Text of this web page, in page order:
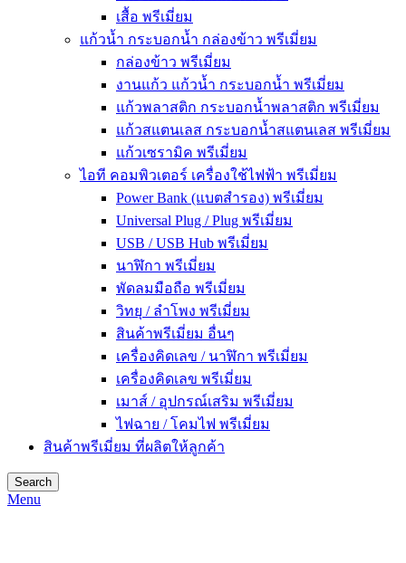
เสื้อ พรีเมี่ยม
แก้วน้ำ กระบอกน้ำ กล่องข้าว พรีเมี่ยม
กล่องข้าว พรีเมี่ยม
งานแก้ว แก้วน้ำ กระบอกน้ำ พรีเมี่ยม
แก้วพลาสติก กระบอกน้ำพลาสติก พรีเมี่ยม
แก้วสแตนเลส กระบอกน้ำสแตนเลส พรีเมี่ยม
แก้วเซรามิค พรีเมี่ยม
ไอที คอมพิวเตอร์ เครื่องใช้ไฟฟ้า พรีเมี่ยม
Power Bank (แบตสำรอง) พรีเมี่ยม
Universal Plug / Plug พรีเมี่ยม
USB / USB Hub พรีเมี่ยม
นาฬิกา พรีเมี่ยม
พัดลมมือถือ พรีเมี่ยม
วิทยุ / ลำโพง พรีเมี่ยม
สินค้าพรีเมี่ยม อื่นๆ
เครื่องคิดเลข / นาฬิกา พรีเมี่ยม
เครื่องคิดเลข พรีเมี่ยม
เมาส์ / อุปกรณ์เสริม พรีเมี่ยม
ไฟฉาย / โคมไฟ พรีเมี่ยม
สินค้าพรีเมี่ยม ที่ผลิตให้ลูกค้า
Search
Menu